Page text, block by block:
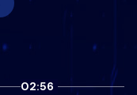
02:56